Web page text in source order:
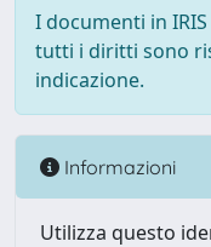
I documenti in
tutti i diritti sono
indicazione.
Informazioni
Utilizza questo